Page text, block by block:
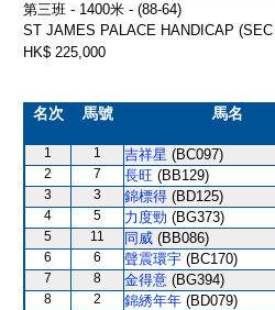
第三班 - 1400米 - (88-64)
ST JAMES PALACE HANDICAP
HK$ 225,000
名次 馬號 馬名
1 1 吉祥星 (BC097)
2 7 長旺 (BB129)
3 3 錦標得 (BD125)
4 5 力度勁 (BG373)
5 11 同威 (BB086)
6 6 聲震環宇 (BC170)
7 8 金得意 (BG394)
8 2 錦綉年年 (BD079)